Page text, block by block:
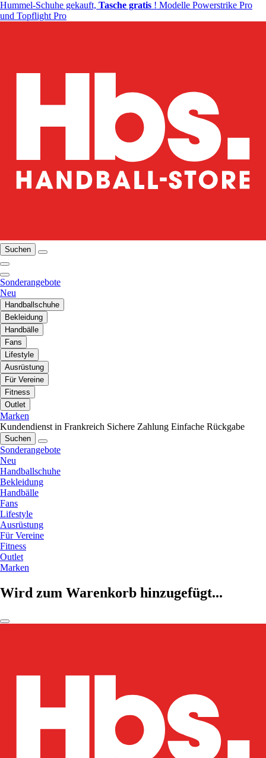
Hummel-Schuhe gekauft, Tasche gratis ! Modelle Powerstrike Pro
und Topflight Pro
Suchen
Sonderangebote
Neu
Handballschuhe
Bekleidung
Handbälle
Fans
Lifestyle
Ausrüstung
Für Vereine
Fitness
Outlet
Marken
Kundendienst in Frankreich Sichere Zahlung Einfache Rückgabe
Suchen
Sonderangebote
Neu
Handballschuhe
Bekleidung
Handbälle
Fans
Lifestyle
Ausrüstung
Für Vereine
Fitness
Outlet
Marken
Wird zum Warenkorb hinzugefügt...